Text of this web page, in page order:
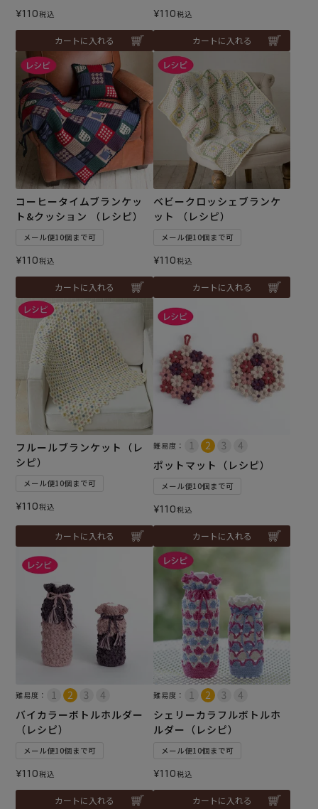
¥110税込
カートに入れる
¥110税込
カートに入れる
コーヒータイムブランケッ
ト&クッション （レシピ）
メール便10個まで可
¥110税込
カートに入れる
ベビークロッシェブランケ
ット （レシピ）
メール便10個まで可
¥110税込
カートに入れる
フルールブランケット（レ
シピ）
メール便10個まで可
¥110税込
カートに入れる
難易度：
ポットマット（レシピ）
メール便10個まで可
¥110税込
カートに入れる
難易度：
バイカラーボトルホルダー
（レシピ）
メール便10個まで可
¥110税込
カートに入れる
難易度：
シェリーカラフルボトルホ
ルダー（レシピ）
メール便10個まで可
¥110税込
カートに入れる